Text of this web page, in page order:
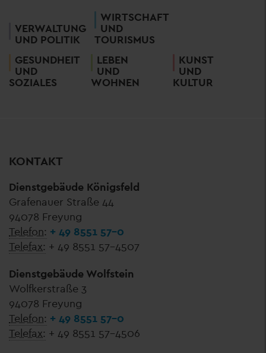
VERWALTUNG
UND POLITIK
WIRTSCHAFT
UND
TOURISMUS
GESUNDHEIT
UND
SOZIALES
LEBEN
UND
WOHNEN
KUNST
UND
KULTUR
KONTAKT
Dienstgebäude Königsfeld
Grafenauer Straße 44
94078 Freyung
Telefon: + 49 8551 57-0
Telefax: + 49 8551 57-4507
Dienstgebäude Wolfstein
Wolfkerstraße 3
94078 Freyung
Telefon: + 49 8551 57-0
Telefax: + 49 8551 57-4506